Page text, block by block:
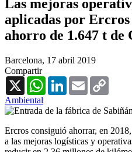
Las mejoras
aplicadas por Ercros
ahorro de 1.647 t de
Barcelona, 17 abril 2019
Compartir
X
WhatsAppLinkedInEmail
Ambiental
Ercros consiguió ahorrar, en
a las mejoras logísticas y